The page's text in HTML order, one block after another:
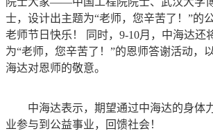
士，设计出主题为“老师，您辛苦了！”的
老师节日快乐！ 同时，9-10月，中海达还
为“老师，您辛苦了！”的恩师答谢活动，
海达对恩师的敬意。
中海达表示，期望通过中海达的身体
业参与到公益事业，回馈社会！